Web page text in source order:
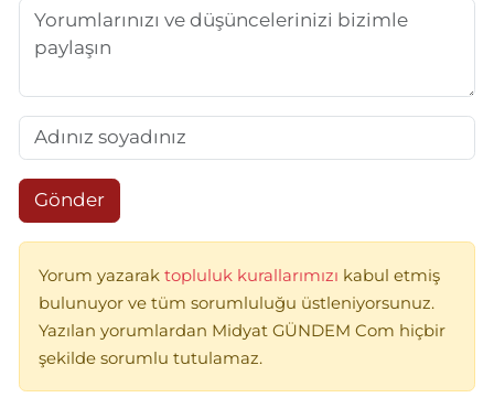
Gönder
Yorum yazarak topluluk kurallarımızı kabul etmiş
bulunuyor ve tüm sorumluluğu üstleniyorsunuz.
Yazılan yorumlardan Midyat GÜNDEM Com hiçbir
şekilde sorumlu tutulamaz.